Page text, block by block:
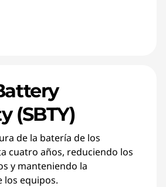
(SBTY)
de la batería de los
cuatro años, reduciendo los
y manteniendo la
los equipos.